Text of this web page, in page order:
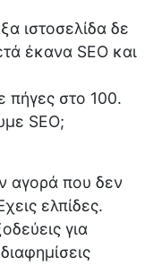
ιστοσελίδα δε
έκανα SEO και
πήγες στο 100.
SEO;
αγορά που δεν
ελπίδες.
για